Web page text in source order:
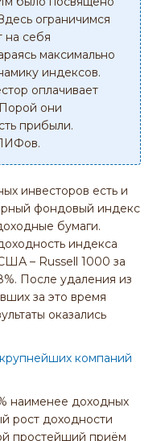
ограничимся
на себя
максимально
индексов.
оплачивает
они
прибыли.
инвесторов есть и
фондовый индекс
бумаги.
индекса
– Russell 1000 за
После удаления из
за это время
оказались
наименее доходных
рост доходности
простейший приём